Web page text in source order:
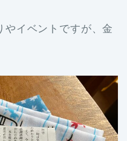
やイベントですが、金